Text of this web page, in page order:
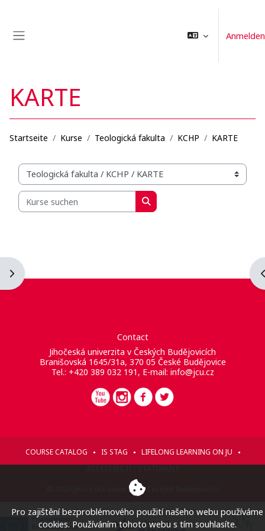
Anmelden
Blockleiste öffnen
KARTE
Startseite Kurse Teologická fakulta KCHP KARTE
Kursbereiche
Kurse suchen
Kurse suchen
Contact
Jihočeská univerzita v Českých Budějovicích
Branišovská 1645/31a, 370 05 České Budějovice
Tel.: +420 389 032 191, E-mail: info@jcu.cz
COURSE CATALOG IS STAG
LIFELONG LEARNING ON JU
© 2026 Jihočeská univerzita v Českých Budějovicích
Pro zajištění bezproblémového použití našeho webu používáme
cookies. Používáním tohoto webu s tím souhlasíte.